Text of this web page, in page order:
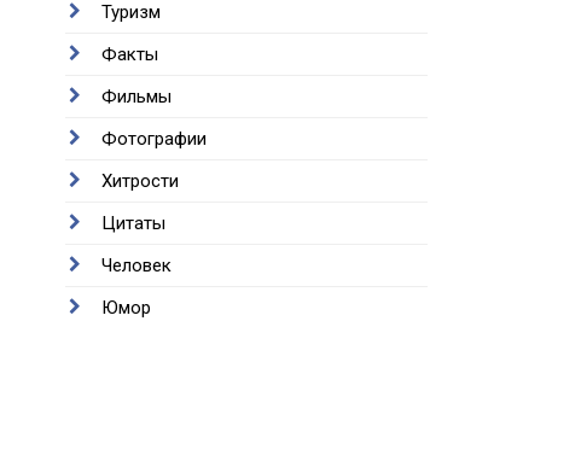
Туризм
Факты
Фильмы
Фотографии
Хитрости
Цитаты
Человек
Юмор